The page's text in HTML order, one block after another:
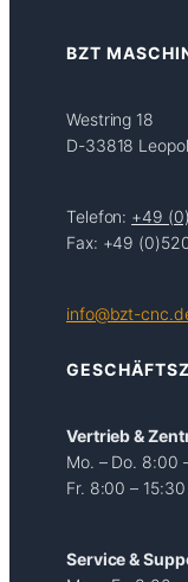
BZT
Westring 18
D-33818
Telefon: +49
Fax: +49
info@bzt-
Vertrieb &
Mo. – Do. 8:00
Fr. 8:00 –
Service &